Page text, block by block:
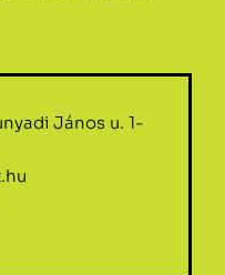
János u. 1-